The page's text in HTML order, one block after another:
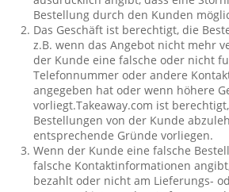
Bestellung durch den Kunden
Das Geschäft ist berechtigt, die
z.B. wenn das Angebot nicht mehr
der Kunde eine falsche oder nicht
Telefonnummer oder andere
angegeben hat oder wenn höhere
vorliegt.Takeaway.com ist
Bestellungen von der Kunde
entsprechende Gründe vorliegen.
Wenn der Kunde eine falsche
falsche Kontaktinformationen
bezahlt oder nicht am Lieferungs-